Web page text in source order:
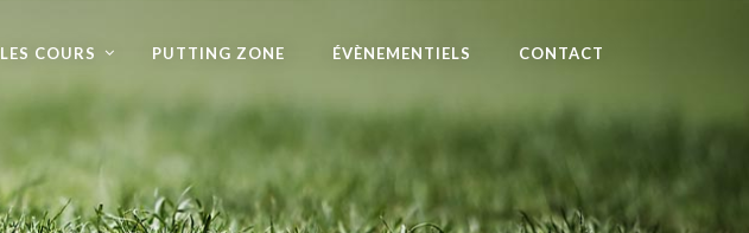
LES COURS PUTTING ZONE ÉVÈNEMENTIELS CONTACT